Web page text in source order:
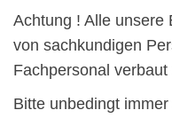
Achtung ! Alle unsere
von sachkundigen
Fachpersonal verbaut
Bitte unbedingt